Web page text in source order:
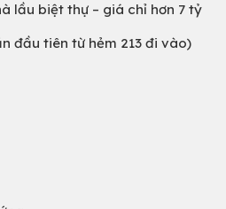
lầu biệt thự – giá chỉ hơn 7 tỷ
đầu tiên từ hẻm 213 đi vào)